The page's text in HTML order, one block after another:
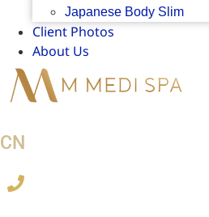
Japanese Body Slim
Client Photos
About Us
CN